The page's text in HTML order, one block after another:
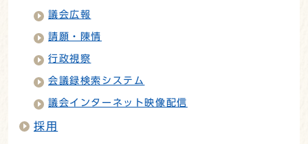
議会広報
請願・陳情
行政視察
会議録検索システム
議会インターネット映像配信
採用